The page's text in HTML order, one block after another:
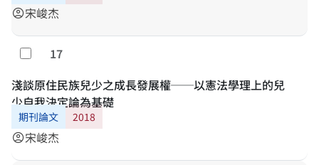
account_circle宋峻杰
勾選
17
淺談原住民族兒少之成長發展權──以憲法學理上的兒
少自我決定論為基礎
期刊論文 2018
account_circle宋峻杰